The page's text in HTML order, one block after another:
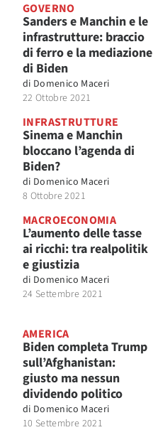
GOVERNO
Sanders e Manchin e le
infrastrutture: braccio
di ferro e la mediazione
di Biden
di Domenico Maceri
22 Ottobre 2021
INFRASTRUTTURE
Sinema e Manchin
bloccano l’agenda di
Biden?
di Domenico Maceri
8 Ottobre 2021
MACROECONOMIA
L’aumento delle tasse
ai ricchi: tra realpolitik
e giustizia
di Domenico Maceri
24 Settembre 2021
AMERICA
Biden completa Trump
sull’Afghanistan:
giusto ma nessun
dividendo politico
di Domenico Maceri
10 Settembre 2021